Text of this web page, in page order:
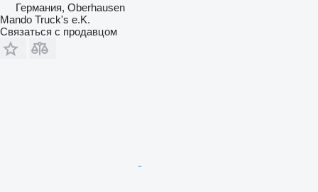
Германия, Oberhausen
Mando Truck's e.K.
Связаться с продавцом